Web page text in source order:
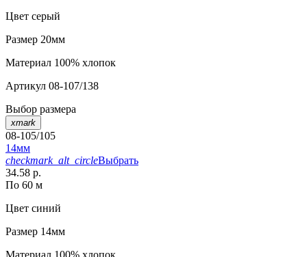
Цвет серый
Размер 20мм
Материал 100% хлопок
Артикул 08-107/138
Выбор размера
xmark
08-105/105
14мм
checkmark_alt_circleВыбрать
34.58 р.
По 60 м
Цвет синий
Размер 14мм
Материал 100% хлопок